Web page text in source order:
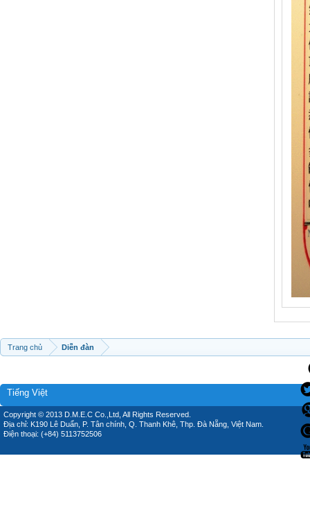
Trang chủ Diễn đàn
Tiếng Việt
Copyright © 2013 D.M.E.C Co.,Ltd, All Rights Reserved.
Địa chỉ: K190 Lê Duẩn, P. Tân chính, Q. Thanh Khê, Thp. Đà Nẵng, Việt Nam.
Điện thoại: (+84) 5113752506